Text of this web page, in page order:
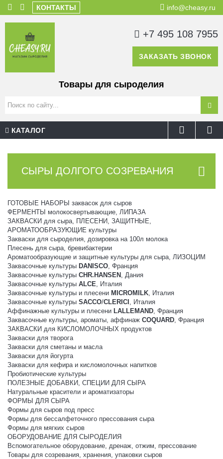
КОНТАКТЫ info@cheasy.ru
+7 495 108 7955
ЗАКАЗАТЬ ЗВОНОК
Товары для сыроделия
КАТАЛОГ
СЫРЫ ДОЛГОГО СОЗРЕВАНИЯ
ГОТОВЫЕ НАБОРЫ заквасок для сыров
ФЕРМЕНТЫ молокосвертывающие, ЛИПАЗА
ЗАКВАСКИ для сыра, ПЛЕСЕНИ, ЗАЩИТНЫЕ,
АРОМАТООБРАЗУЮЩИЕ культуры
Закваски для сыроделия, дозировка на 100л молока
Плесень для сыра, бревибактерии
Ароматообразующие и защитные культуры для сыра, ЛИЗОЦИМ
Заквасочные культуры DANISCO, Франция
Заквасочные культуры CHR.HANSEN , Дания
Заквасочные культуры ALCE, Италия
Заквасочные культуры и плесени MICROMILK, Италия
Заквасочные культуры SACCO/CLERICI , Италия
Аффинажные культуры и плесени LALLEMAND, Франция
Заквасочные культуры, ароматы, аффинаж COQUARD, Франция
ЗАКВАСКИ для КИСЛОМОЛОЧНЫХ продуктов
Закваски для творога
Закваски для сметаны и масла
Закваски для йогурта
Закваски для кефира и кисломолочных напитков
Пробиотические культуры
ПОЛЕЗНЫЕ ДОБАВКИ, СПЕЦИИ ДЛЯ СЫРА
Натуральные красители и ароматизаторы
ФОРМЫ ДЛЯ СЫРА
Формы для сыров под пресс
Формы для бессалфеточного прессования сыра
Формы для мягких сыров
ОБОРУДОВАНИЕ ДЛЯ СЫРОДЕЛИЯ
Вспомогательное оборудование, дренаж, отжим, прессование
Товары для созревания, хранения, упаковки сыров